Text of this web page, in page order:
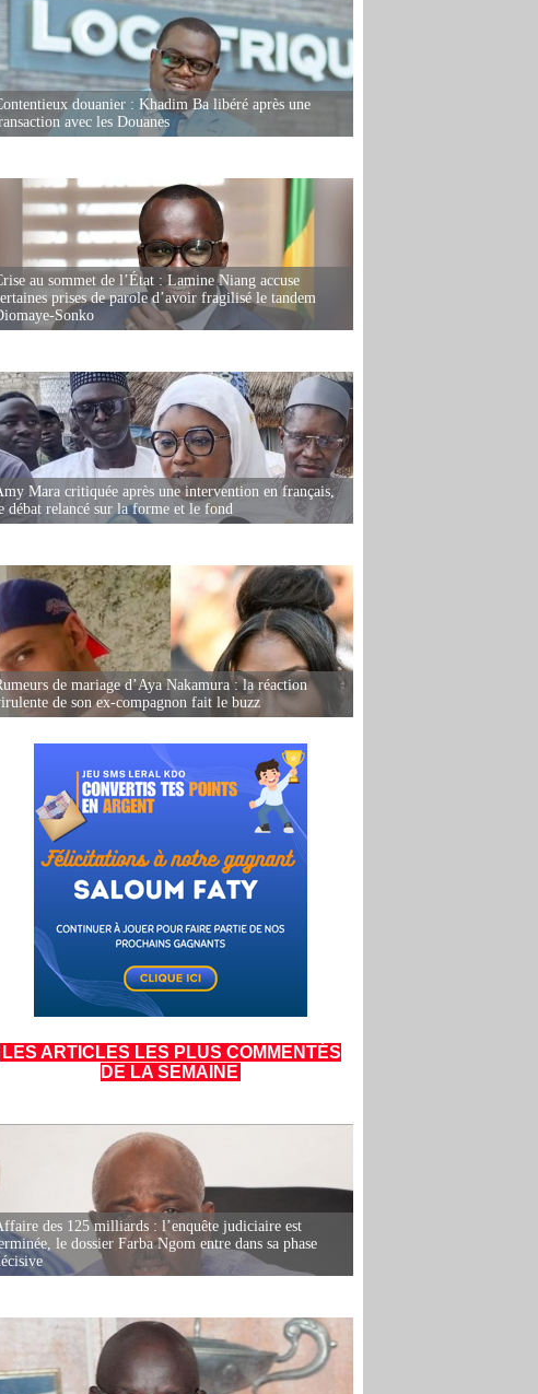
douanier : Khadim Ba libéré après une
avec les Douanes
au sommet de l’État : Lamine Niang accuse
prises de parole d’avoir fragilisé le tandem
Sonko
Mara critiquée après une intervention en français,
débat relancé sur la forme et le fond
de mariage d’Aya Nakamura : la réaction
de son ex-compagnon fait le buzz
LES ARTICLES LES PLUS COMMENTÉS
DE LA SEMAINE
des 125 milliards : l’enquête judiciaire est
le dossier Farba Ngom entre dans sa phase